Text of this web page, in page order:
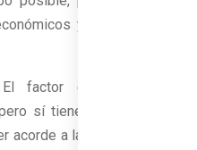
y emocionales,
factor económico es
sí tiene un peso muy
acorde a las capacidades